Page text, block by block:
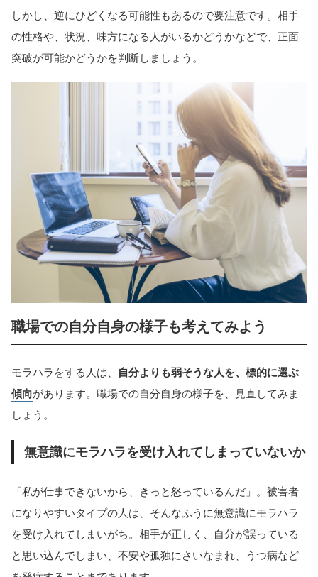
しかし、逆にひどくなる可能性もあるので要注意です。相手
の性格や、状況、味方になる人がいるかどうかなどで、正面
突破が可能かどうかを判断しましょう。
職場での自分自身の様子も考えてみよう
モラハラをする人は、
自分よりも弱そうな人を、標的に選ぶ
傾向があります。職場での自分自身の様子を、見直してみま
しょう。
無意識にモラハラを受け入れてしまっていないか
「私が仕事できないから、きっと怒っているんだ」。被害者
になりやすいタイプの人は、そんなふうに無意識にモラハラ
を受け入れてしまいがち。相手が正しく、自分が誤っている
と思い込んでしまい、不安や孤独にさいなまれ、うつ病など